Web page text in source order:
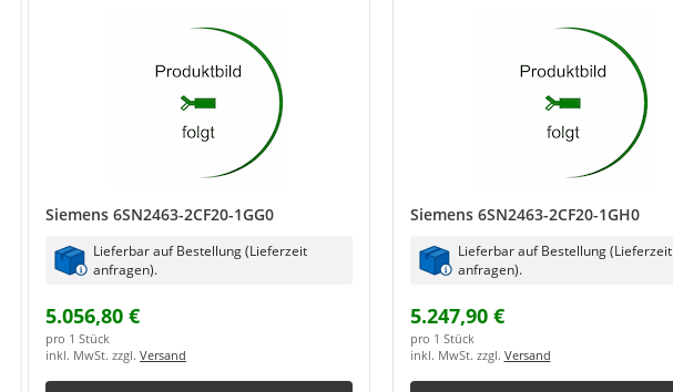
Siemens 6SN2463-2CF20-1GG0
Lieferbar auf Bestellung (Lieferzeit
anfragen).
5.056,80 €
pro 1 Stück
inkl. MwSt. zzgl. Versand
Siemens 6SN2463-2CF20-1GH0
Lieferbar auf Bestellung (Lieferzeit
anfragen).
5.247,90 €
pro 1 Stück
inkl. MwSt. zzgl. Versand